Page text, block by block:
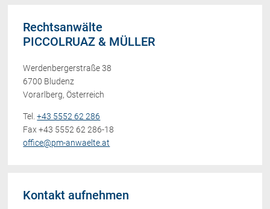
Rechtsanwälte
PICCOLRUAZ & MÜLLER
Werdenbergerstraße 38
6700 Bludenz
Vorarlberg, Österreich
Tel.+43 5552 62 286
Fax +43 5552 62 286-18
office@pm-anwaelte.at
Kontakt aufnehmen